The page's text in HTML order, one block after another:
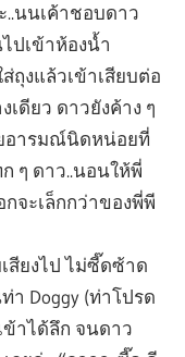
..นนเค้าชอบดาว
ปเข้าห้องน้ำ
ถุงแล้วเข้าเสียบต่อ
เดียว ดาวยังค้าง ๆ
ยอารมณ์นิดหน่อยที่
ๆ ดาว..นอนให้พี่
กจะเล็กกว่าของพี่พี
สียงไป ไม่ซี๊ดซ้าด
า Doggy (ท่าโปรด
ข้าได้ลึก จนดาว